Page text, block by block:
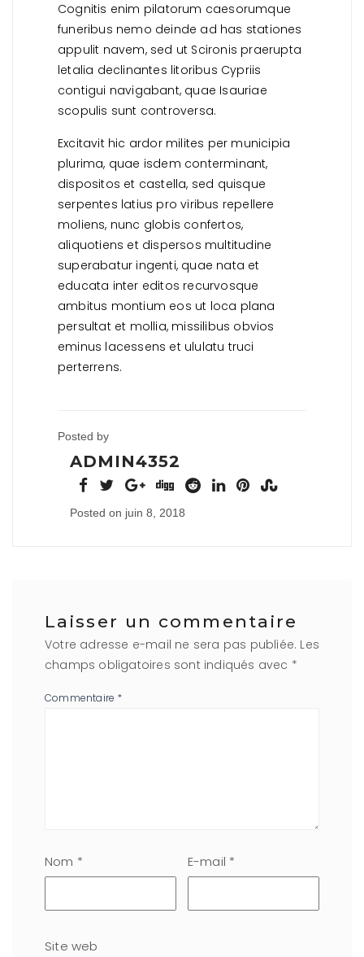
Cognitis enim pilatorum caesorumque
funeribus nemo deinde ad has stationes
appulit navem, sed ut Scironis praerupta
letalia declinantes litoribus Cypriis
contigui navigabant, quae Isauriae
scopulis sunt controversa.
Excitavit hic ardor milites per municipia
plurima, quae isdem conterminant,
dispositos et castella, sed quisque
serpentes latius pro viribus repellere
moliens, nunc globis confertos,
aliquotiens et dispersos multitudine
superabatur ingenti, quae nata et
educata inter editos recurvosque
ambitus montium eos ut loca plana
persultat et mollia, missilibus obvios
eminus lacessens et ululatu truci
perterrens.
Posted by
ADMIN4352
Posted on juin 8, 2018
Laisser un commentaire
Votre adresse e-mail ne sera pas publiée. Les
champs obligatoires sont indiqués avec *
Commentaire *
Nom * E-mail *
Site web